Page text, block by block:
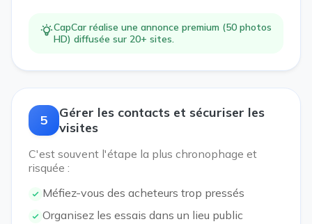
CapCar réalise une annonce premium (50 photos
HD) diffusée sur 20+ sites.
5
Gérer les contacts et sécuriser les
visites
C'est souvent l'étape la plus chronophage et
risquée :
Méfiez-vous des acheteurs trop pressés
Organisez les essais dans un lieu public